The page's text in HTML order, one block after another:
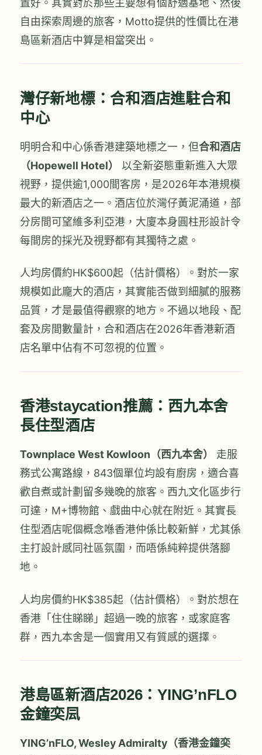
置好。其實對於那些主要想有個舒適基地、然後
自由探索周邊的旅客，Motto提供的性價比在港
島區新酒店中算是相當突出。
灣仔新地標：合和酒店進駐合和
中心
明明合和中心係香港建築地標之一，但合和酒店
（Hopewell Hotel）
以全新姿態重新進入大眾
視野，提供逾1,000間客房，是2026年本港規模
最大的新酒店之一。酒店位於灣仔黃泥涌道，部
分房間可望維多利亞港，大廈本身圓柱形設計令
每間房的採光及視野都有其獨特之處。
人均房價約HK$600起（估計價格）。對於一家
規模如此龐大的酒店，其實能否做到細膩的服務
品質，才是最值得觀察的地方。不過以地段、配
套及房間數量計，合和酒店在2026年香港新酒
店名單中佔有不可忽視的位置。
香港staycation推薦：西九本舍
長住型酒店
Townplace West Kowloon（西九本舍）
走服
務式公寓路線，843個單位均設有廚房，適合喜
歡自煮或計劃留多幾晚的旅客。西九文化區步行
可達，M+博物館、戲曲中心就在附近。其實長
住型酒店呢個概念喺香港仲係比較新鮮，尤其係
主打設計感同社區氛圍，而唔係純粹提供落腳
地。
人均房價約HK$385起（估計價格）。對於想在
香港「住住睇睇」超過一晚的旅客，或家庭客
群，西九本舍是一個實用又有質感的選擇。
港島區新酒店2026：YING’nFLO
金鐘奕凨
YING’nFLO, Wesley Admiralty（香港金鐘奕